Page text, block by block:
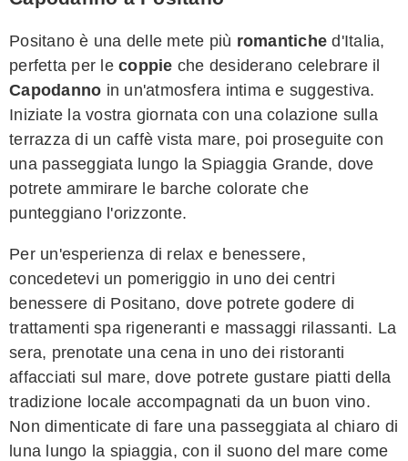
Positano è una delle mete più romantiche d'Italia,
perfetta per le coppie che desiderano celebrare il
Capodanno in un'atmosfera intima e suggestiva.
Iniziate la vostra giornata con una colazione sulla
terrazza di un caffè vista mare, poi proseguite con
una passeggiata lungo la Spiaggia Grande, dove
potrete ammirare le barche colorate che
punteggiano l'orizzonte.
Per un'esperienza di relax e benessere,
concedetevi un pomeriggio in uno dei centri
benessere di Positano, dove potrete godere di
trattamenti spa rigeneranti e massaggi rilassanti. La
sera, prenotate una cena in uno dei ristoranti
affacciati sul mare, dove potrete gustare piatti della
tradizione locale accompagnati da un buon vino.
Non dimenticate di fare una passeggiata al chiaro di
luna lungo la spiaggia, con il suono del mare come